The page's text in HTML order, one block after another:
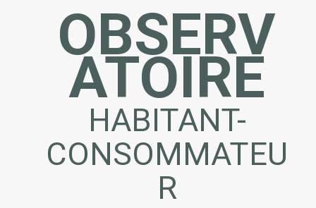
OBSERV
ATOIRE
HABITANT-
CONSOMMATEU
R